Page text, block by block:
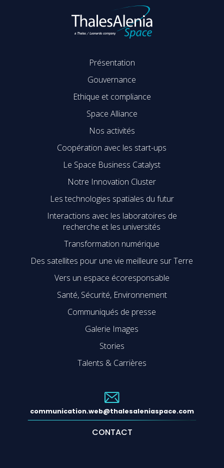
Présentation
Gouvernance
Ethique et compliance
Space Alliance
Nos activités
Coopération avec les start-ups
Le Space Business Catalyst
Notre Innovation Cluster
Les technologies spatiales du futur
Interactions avec les laboratoires de
recherche et les universités
Transformation numérique
Des satellites pour une vie meilleure sur Terre
Vers un espace écoresponsable
Santé, Sécurité, Environnement
Communiqués de presse
Galerie Images
Stories
Talents & Carrières
communication.web@thalesaleniaspace.com
CONTACT